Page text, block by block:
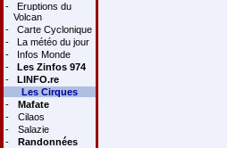
-
Eruptions du
Volcan
-
Carte Cyclonique
-
La météo du jour
-
Infos Monde
-
Les Zinfos 974
-
LINFO.re
Les Cirques
-
Mafate
-
Cilaos
-
Salazie
-
Randonnées